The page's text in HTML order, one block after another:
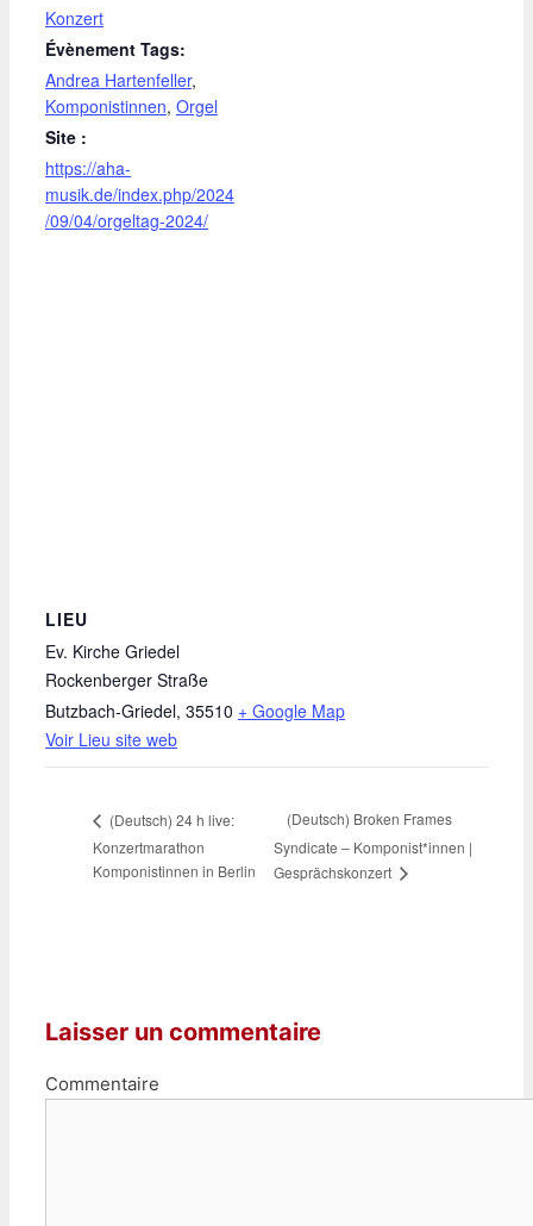
Konzert
Évènement Tags:
Andrea Hartenfeller,
Komponistinnen, Orgel
Site :
https://aha-
musik.de/index.php/2024
/09/04/orgeltag-2024/
LIEU
Ev. Kirche Griedel
Rockenberger Straße
Butzbach-Griedel, 35510 + Google Map
Voir Lieu site web
(Deutsch) 24 h live:
Konzertmarathon
Komponistinnen in Berlin
(Deutsch) Broken Frames
Syndicate – Komponist*innen |
Gesprächskonzert
Laisser un commentaire
Commentaire